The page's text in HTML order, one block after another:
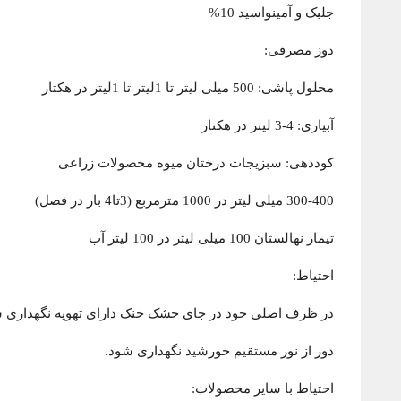
جلبک و آمینواسید 10%
دوز مصرفی:
محلول پاشی: 500 میلی لیتر تا 1لیتر تا 1لیتر در هکتار
آبیاری: 4-3 لیتر در هکتار
کوددهی: سبزیجات درختان میوه محصولات زراعی
300-400 میلی لیتر در 1000 مترمربع (3تا4 بار در فصل)
تیمار نهالستان 100 میلی لیتر در 100 لیتر آب
احتیاط:
در ظرف اصلی خود در جای خشک خنک دارای تهویه نگهداری
دور از نور مستقیم خورشید نگهداری شود.
احتیاط با سایر محصولات: